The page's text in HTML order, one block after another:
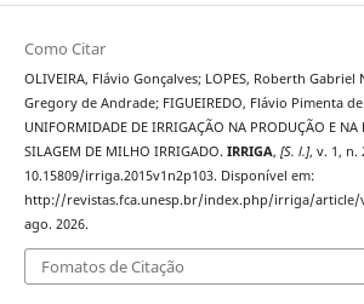
Como Citar
OLIVEIRA, Flávio Gonçalves; LOPES, Roberth Gabriel
Gregory de Andrade; FIGUEIREDO, Flávio Pimenta
UNIFORMIDADE DE IRRIGAÇÃO NA PRODUÇÃO E NA
SILAGEM DE MILHO IRRIGADO. IRRIGA, [S. l.], v. 1, n.
10.15809/irriga.2015v1n2p103. Disponível em:
http://revistas.fca.unesp.br/index.php/irriga/article/
ago. 2026.
Fomatos de Citação